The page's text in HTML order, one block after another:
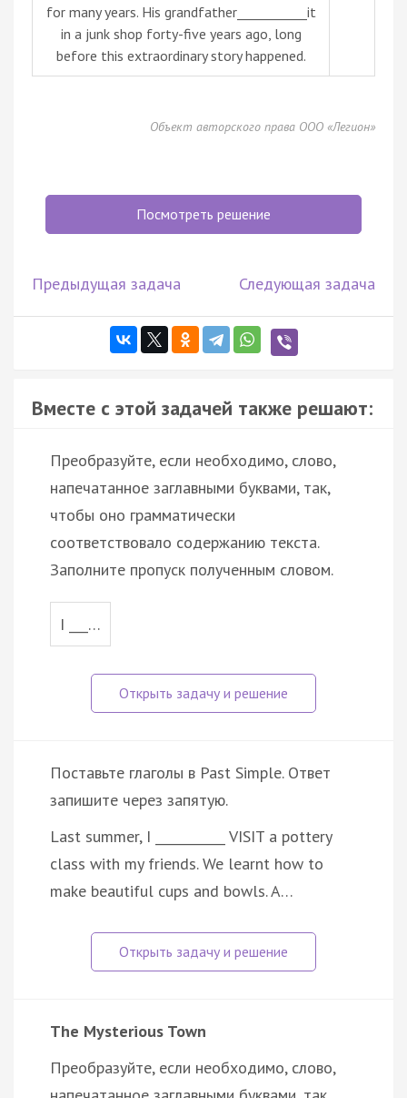
for many years. His grandfather___________it
in a junk shop forty-five years ago, long
before this extraordinary story happened.
Объект авторского права ООО «Легион»
Посмотреть решение
Предыдущая задача Следующая задача
Вместе с этой задачей также решают:
Преобразуйте, если необходимо, слово,
напечатанное заглавными буквами, так,
чтобы оно грамматически
соответствовало содержанию текста.
Заполните пропуск полученным словом.
I ___…
Поставьте глаголы в Past Simple. Ответ
запишите через запятую.
Last summer, I ___________ VISIT a pottery
class with my friends. We learnt how to
make beautiful cups and bowls. A…
The Mysterious Town
Преобразуйте, если необходимо, слово,